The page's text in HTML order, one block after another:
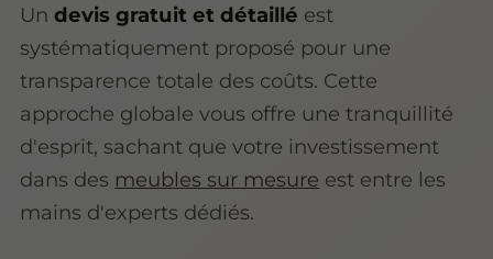
Undevis gratuit et détaillé est
systématiquement proposé pour une
transparence totale des coûts. Cette
approche globale vous offre une tranquillité
d'esprit, sachant que votre investissement
dans des meubles sur mesure est entre les
mains d'experts dédiés.